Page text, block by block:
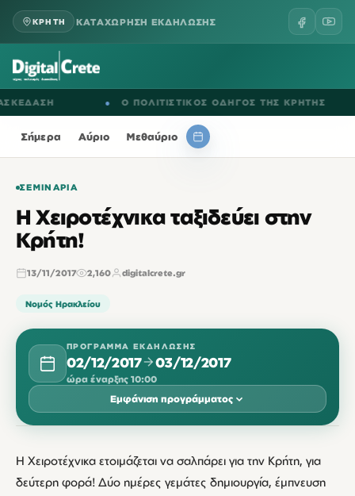
ΚΡΗΤΗ ΚΑΤΑΧΩΡΗΣΗ ΕΚΔΗΛΩΣΗΣ
Ο ΠΟΛΙΤΙΣΤΙΚΟΣ ΟΔΗΓΟΣ ΤΗΣ ΚΡΗΤΗΣ
Σήμερα Αύριο Μεθαύριο
ΣΕΜΙΝΆΡΙΑ
Η Χειροτέχνικα ταξιδεύει στην
Κρήτη!
13/11/2017 2,160 digitalcrete.gr
Νομός Ηρακλείου
ΠΡΌΓΡΑΜΜΑ ΕΚΔΉΛΩΣΗΣ
02/12/2017 03/12/2017
ώρα έναρξης 10:00
Εμφάνιση προγράμματος
Η Χειροτέχνικα ετοιμάζεται να σαλπάρει για την Κρήτη, για
δεύτερη φορά! Δύο ημέρες γεμάτες δημιουργία, έμπνευση